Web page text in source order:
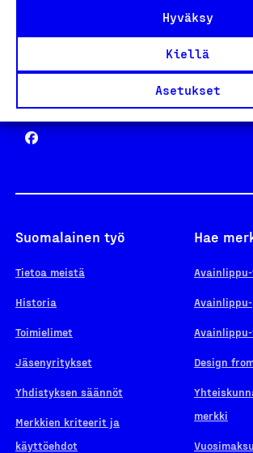
Hyväksy
Kiellä
Asetukset
Yhteiskunnallinen Yritys -merkki
Suomalainen työ
Tietoa meistä
Historia
Toimielimet
Jäsenyritykset
Yhdistyksen säännöt
Merkkien kriteerit ja
käyttöehdot
Hae
Design
merkki
Vuosimaksu